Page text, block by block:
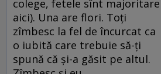
colege, fetele sînt majoritare
aici). Una are flori. Toţi
zîmbesc la fel de încurcat ca
o iubită care trebuie să-ţi
spună că şi-a găsit pe altul.